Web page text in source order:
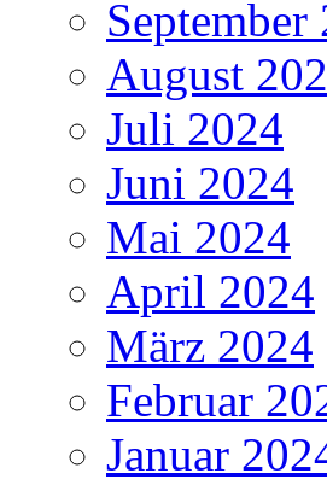
September
August
Juli 2024
Juni 2024
Mai 2024
April 2024
März 2024
Februar
Januar